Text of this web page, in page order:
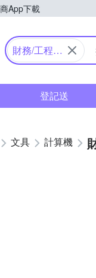
App下載
購物中心
財務/工程/
登記送
文具 計算機